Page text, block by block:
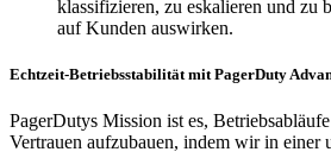
klassifizieren, zu eskalieren und zu
auf Kunden auswirken.
Echtzeit-Betriebsstabilität mit PagerDuty
PagerDutys Mission ist es,
Vertrauen aufzubauen, indem wir in einer